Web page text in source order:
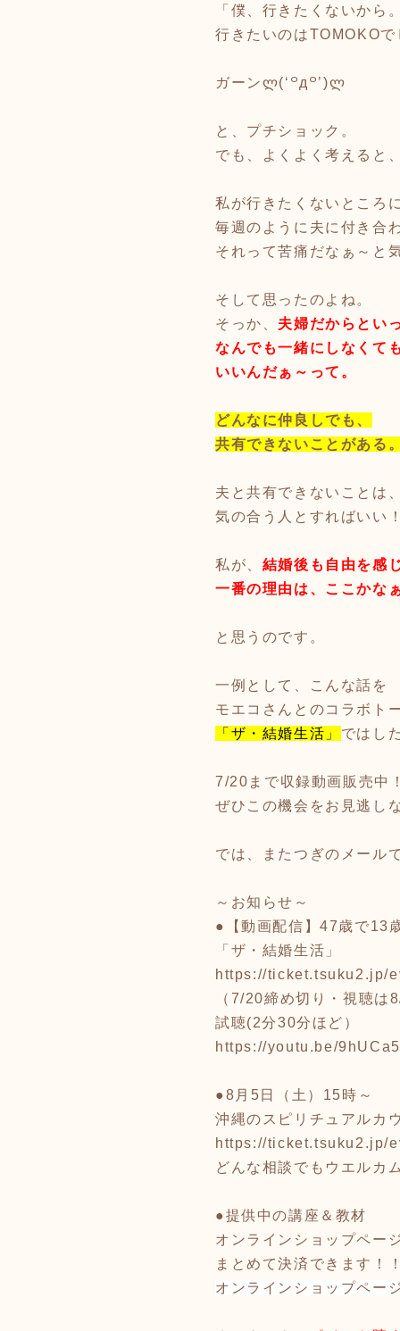
「僕、行きたくないから。
行きたいのはTOMOKOで
ガーンლ(‘꒪д꒪’)ლ
と、プチショック。
でも、よくよく考えると、
私が行きたくないところに
毎週のように夫に付き合
それって苦痛だなぁ～と
そして思ったのよね。
そっか、 夫婦だからとい
なんでも一緒にしなくても
いいんだぁ～って。
どんなに仲良しでも、
共有できないことがある。
夫と共有できないことは、
気の合う人とすればいい！
私が、 結婚後も自由を感
一番の理由は、ここかな
と思うのです。
一例として、こんな話を
モエコさんとのコラボト
「ザ・結婚生活」 ではし
7/20まで収録動画販売中
ぜひこの機会をお見逃し
では、またつぎのメール
～お知らせ～
●【動画配信】47歳で13
「ザ・結婚生活」
https://ticket.tsuku2.jp/
（7/20締め切り・視聴は
試聴(2分30分ほど）
https://youtu.be/
●8月5日（土）15時～
沖縄のスピリチュアルカ
https://ticket.tsuku2.jp/
どんな相談でもウエルカム
●提供中の講座＆教材
オンラインショップペー
まとめて決済できます！！
オンラインショップペー